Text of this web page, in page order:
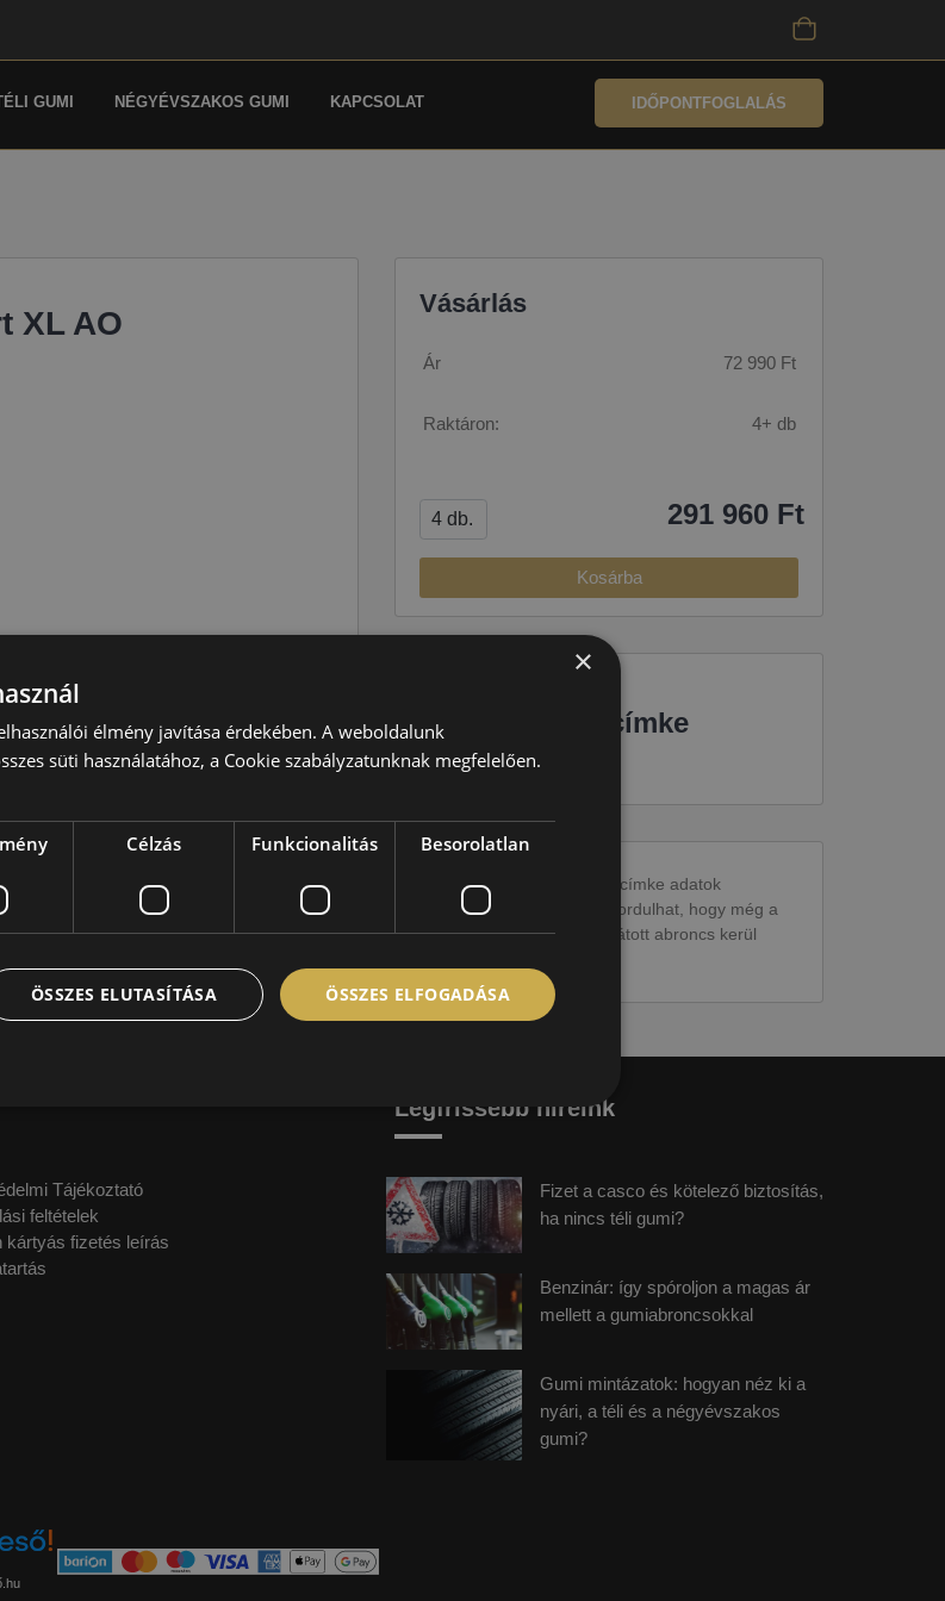
GUMI NÉGYÉVSZAKOS GUMI KAPCSOLAT IDŐPONTFOGLALÁS
XL AO
Vásárlás
Ár 72 990 Ft
Raktáron: 4+ db
291 960 Ft
Kosárba
EU-s abroncscímke
Figyelem a feltüntetett címke adatok
tájékoztató jellegűek. Előfordulhat, hogy még a
korábbi EU-s címkével ellátott abroncs kerül
Tájékoztató
feltételek
kártyás fizetés leírás
Legfrissebb híreink
Fizet a casco és kötelező biztosítás,
ha nincs téli gumi?
Benzinár: így spóroljon a magas ár
mellett a gumiabroncsokkal
Gumi mintázatok: hogyan néz ki a
nyári, a téli és a négyévszakos
gumi?
×
élmény javítása érdekében. A weboldalunk
süti használatához, a Cookie szabályzatunknak megfelelően.
Célzás Funkcionalitás Besorolatlan
ÖSSZES ELFOGADÁSA
ÖSSZES ELUTASÍTÁSA